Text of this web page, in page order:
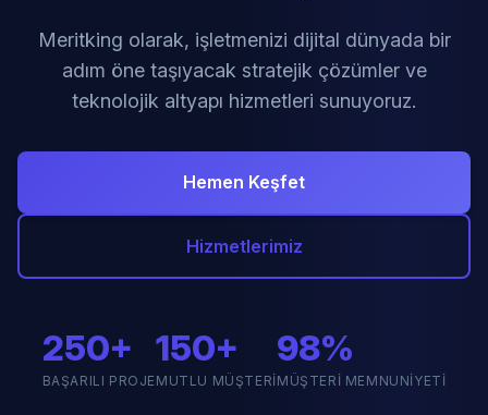
Meritking olarak, işletmenizi dijital dünyada bir
adım öne taşıyacak stratejik çözümler ve
teknolojik altyapı hizmetleri sunuyoruz.
Hemen Keşfet
Hizmetlerimiz
250+
BAŞARILI PROJE
150+
MUTLU MÜŞTERI
98%
MÜŞTERI MEMNUNIYETI